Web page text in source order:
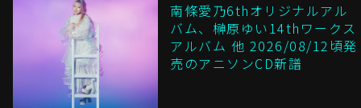
南條愛乃6thオリジナルアル
バム、榊原ゆい14thワークス
アルバム 他 2026/08/12頃発
売のアニソンCD新譜